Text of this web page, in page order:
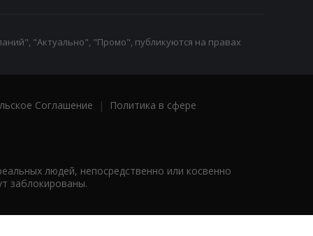
"Актуально", "Промо", публикуются на правах
Соглашение |
Политика в сфере
людей, непосредственно или косвенно
заблокированы.